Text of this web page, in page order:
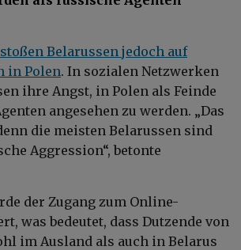
stoßen Belarussen jedoch auf
in Polen. In sozialen Netzwerken
ihre Angst, in Polen als Feinde
angesehen zu werden. „Das
die meisten Belarussen sind
Aggression“, betonte
der Zugang zum Online-
was bedeutet, dass Dutzende von
im Ausland als auch in Belarus